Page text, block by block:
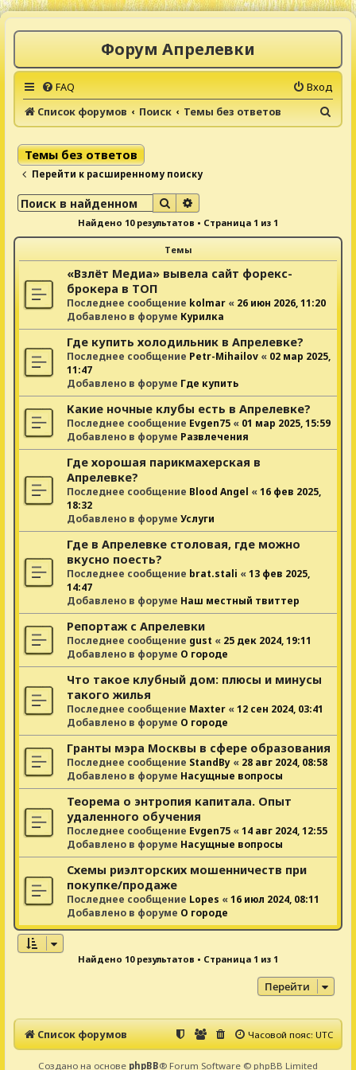
Форум Апрелевки
FAQ
Вход
Список форумов
Поиск Темы без ответов
о
Темы без ответов
Перейти к расширенному поиску
Поиск
Найдено 10 результатов • Страница 1 из 1
Темы
«Взлёт Медиа» вывела сайт форекс-
брокера в ТОП
Последнее сообщение kolmar « 26 июн 2026, 11:20
Добавлено в форуме Курилка
Где купить холодильник в Апрелевке?
Последнее сообщение Petr-Mihailov « 02 мар 2025,
11:47
Добавлено в форуме Где купить
Какие ночные клубы есть в Апрелевке?
Последнее сообщение Evgen75 « 01 мар 2025, 15:59
Добавлено в форуме Развлечения
Где хорошая парикмахерская в
Апрелевке?
Последнее сообщение Blood Angel «16 фев 2025,
18:32
Добавлено в форуме Услуги
Где в Апрелевке столовая, где можно
вкусно поесть?
Последнее сообщение brat.stali «13 фев 2025,
14:47
Добавлено в форуме Наш местный твиттер
Репортаж с Апрелевки
Последнее сообщение gust « 25 дек 2024, 19:11
Добавлено в форуме О городе
Что такое клубный дом: плюсы и минусы
такого жилья
Последнее сообщение Maxter «12 сен 2024, 03:41
Добавлено в форуме О городе
Гранты мэра Москвы в сфере образования
Последнее сообщение StandBy « 28 авг 2024, 08:58
Добавлено в форуме Насущные вопросы
Теорема о энтропия капитала. Опыт
удаленного обучения
Последнее сообщение Evgen75 «14 авг 2024, 12:55
Добавлено в форуме Насущные вопросы
Схемы риэлторских мошенничеств при
покупке/продаже
Последнее сообщение Lopes «16 июл 2024, 08:11
Добавлено в форуме О городе
Найдено 10 результатов • Страница 1 из 1
Перейти
Список форумов Часовой пояс:UTC
Создано на основе phpBB® Forum Software © phpBB Limited